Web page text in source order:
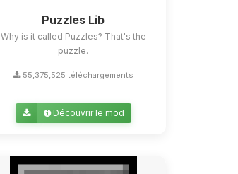
Puzzles Lib
Why is it called Puzzles? That's the
puzzle.
55,375,525 téléchargements
Découvrir le mod